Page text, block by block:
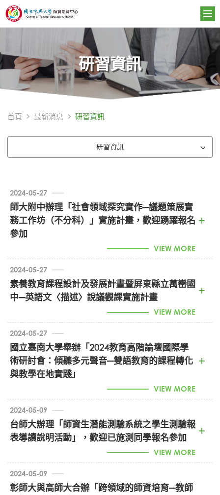
研習資訊
首頁 最新消息 研習資訊
研習資訊
2024-05-27
師大附中辦理「社會領域探究實作─議題策展實
務工作坊（不分科）」實施計畫，歡迎踴躍報名
參加
VIEW MORE
社會領域探究實作-議題策展實務工作坊計畫 (PDF)
2024-05-27
素養教育課程設計及發展計畫暨屏東縣立萬巒國
中─英語文〈描述〉說議觀課實施計畫
VIEW MORE
1130010810_素養教育課程設計及發展計畫 (PDF)
2024-05-27
國立臺南大學舉辦「2024教育高階論壇國際學
術研討會：傾聽多元聲音─雙語教育的課程轉化
與教學在地實踐」
VIEW MORE
2024教育高階論壇國際研討會徵稿 (PDF)
2024-05-09
台師大辦理「師資生潛能測驗系統之學生測驗報
表導讀說明活動」，歡迎已施測同學報名參加
VIEW MORE
2024-05-09
彰師大與高師大合辦「跨領域的師資培育─教師